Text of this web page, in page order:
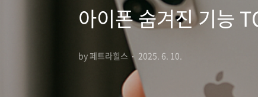
아이폰 숨겨진 기능
by 페트라힐스 2025. 6. 10.